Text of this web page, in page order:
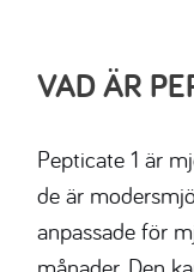
VAD ÄR
Pepticate 1 är
de är
anpassade för
månader. Den